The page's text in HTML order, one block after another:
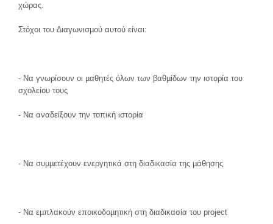
χώρας.
Στόχοι του ∆ιαγωνισµού αυτού είναι:
- Να γνωρίσουν οι µαθητές όλων των βαθµίδων την ιστορία του
σχολείου τους
- Να αναδείξουν την τοπική ιστορία
- Να συµµετέχουν ενεργητικά στη διαδικασία της µάθησης
- Να εµπλακούν εποικοδοµητική στη διαδικασία του project